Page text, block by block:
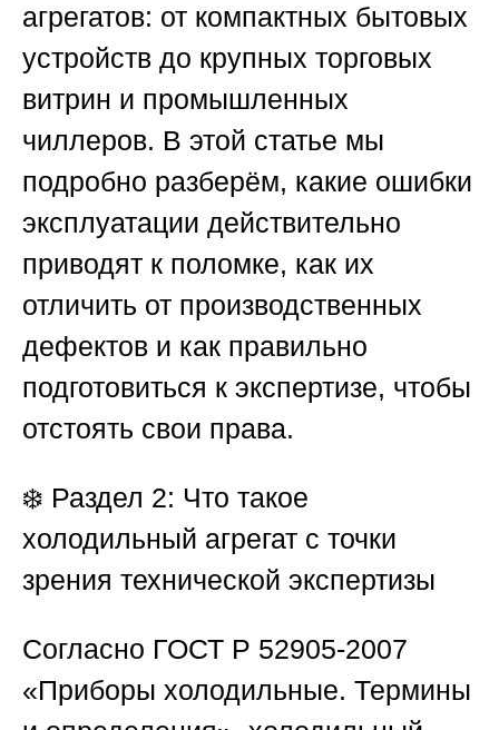
агрегатов: от компактных бытовых
устройств до крупных торговых
витрин и промышленных
чиллеров. В этой статье мы
подробно разберём, какие ошибки
эксплуатации действительно
приводят к поломке, как их
отличить от производственных
дефектов и как правильно
подготовиться к экспертизе, чтобы
отстоять свои права.
❄️ Раздел 2: Что такое
холодильный агрегат с точки
зрения технической экспертизы
Согласно ГОСТ Р 52905-2007
«Приборы холодильные. Термины